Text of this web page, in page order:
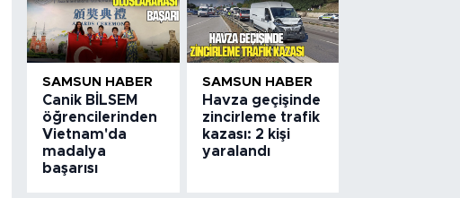
SAMSUN HABER
Canik BİLSEM
öğrencilerinden
Vietnam'da
madalya
başarısı
SAMSUN HABER
Havza geçişinde
zincirleme trafik
kazası: 2 kişi
yaralandı